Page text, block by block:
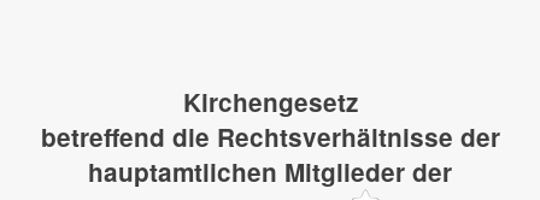
Kirchengesetz
betreffend die Rechtsverhältnisse der
hauptamtlichen Mitglieder der